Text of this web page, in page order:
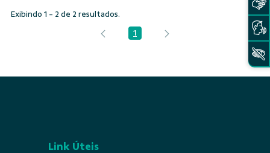
Exibindo 1 - 2 de 2 resultados.
Página
1
Link Úteis